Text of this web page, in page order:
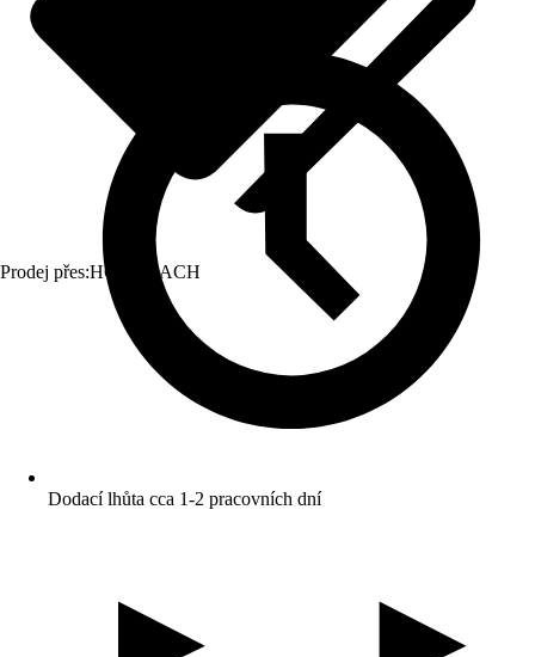
Prodej přes:HORNBACH
Dodací lhůta cca 1-2 pracovních dní